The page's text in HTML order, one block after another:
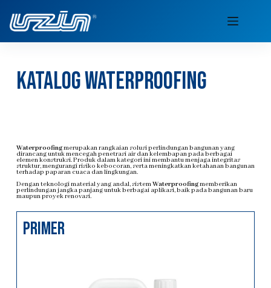
katalog waterproofing
Waterproofingmerupakan rangkaian solusi perlindungan bangunan yang
dirancang untuk mencegah penetrasi air dan kelembapan pada berbagai
elemen konstruksi. Produk dalam kategori ini membantu menjaga integritas
struktur, mengurangi risiko kebocoran, serta meningkatkan ketahanan bangunan
terhadap paparan cuaca dan lingkungan.
Dengan teknologi material yang andal, sistemWaterproofingmemberikan
perlindungan jangka panjang untuk berbagai aplikasi, baik pada bangunan baru
maupun proyek renovasi.
primer